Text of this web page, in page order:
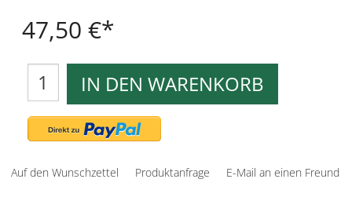
47,50 €
IN DEN WARENKORB
Auf den Wunschzettel Produktanfrage E-Mail an einen Freund